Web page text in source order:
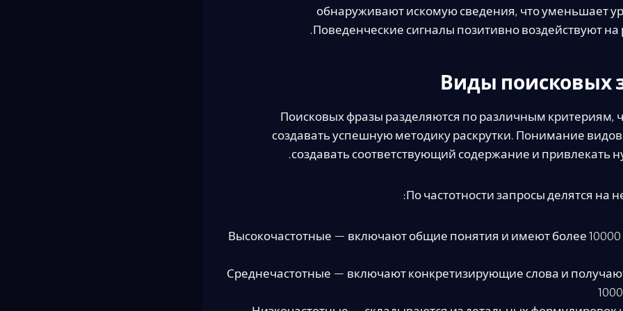
обнаруживают искомую сведения, что уменьшает
Поведенческие сигналы позитивно воздействуют
Виды поисковых
Поисковых фразы разделяются по различным критериям,
создавать успешную методику раскрутки. Понимание
создавать соответствующий содержание и привлекать
По частотности запросы делятся на
Высокочастотные — включают общие понятия и имеют более 10000
Среднечастотные — включают конкретизирующие слова и